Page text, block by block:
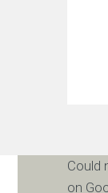
Could
on